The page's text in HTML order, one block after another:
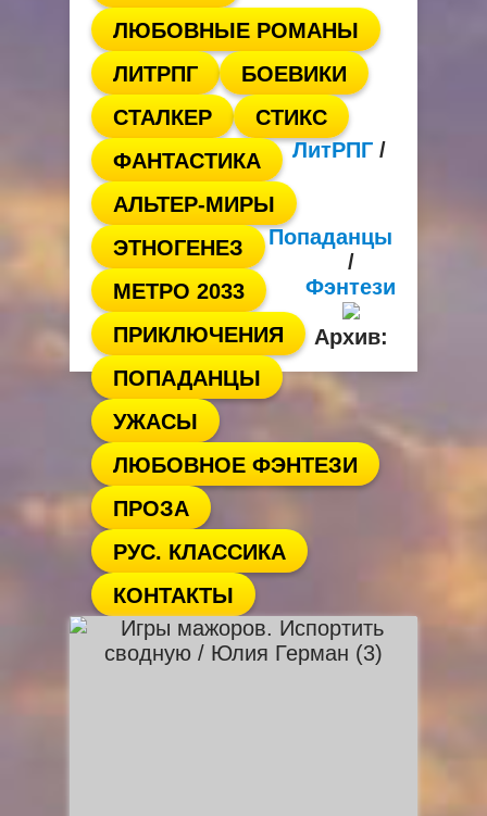
ЛЮБОВНЫЕ РОМАНЫ
ЛИТРПГ
БОЕВИКИ
СТАЛКЕР
СТИКС
ФАНТАСТИКА
АЛЬТЕР-МИРЫ
ЭТНОГЕНЕЗ
МЕТРО 2033
ПРИКЛЮЧЕНИЯ
ПОПАДАНЦЫ
УЖАСЫ
ЛЮБОВНОЕ ФЭНТЕЗИ
ПРОЗА
РУС. КЛАССИКА
КОНТАКТЫ
ЛитРПГ /
Попаданцы
/
Фэнтези
Архив: